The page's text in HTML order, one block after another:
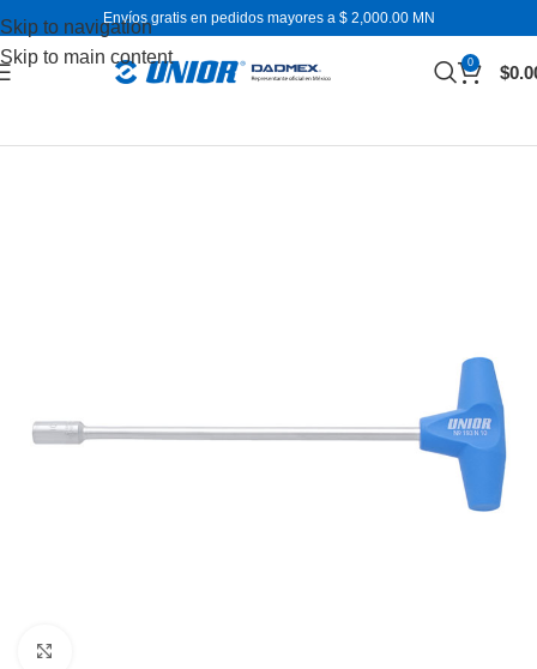
Skip to navigation
Skip to main content
Envíos gratis en pedidos mayores a $ 2,000.00 MN
0 $